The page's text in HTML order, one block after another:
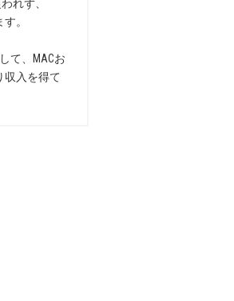
れず、
。
て、MACお
収入を得て